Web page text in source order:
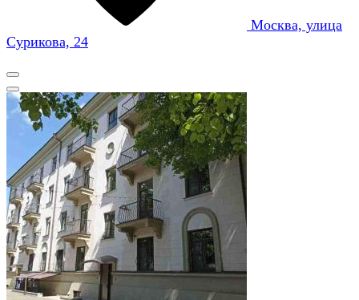
Москва, улица
Сурикова, 24